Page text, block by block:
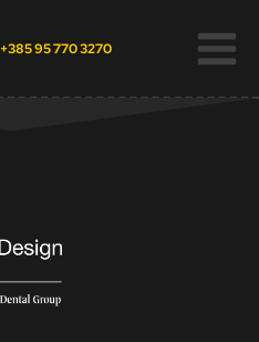
+385 95 770 3270